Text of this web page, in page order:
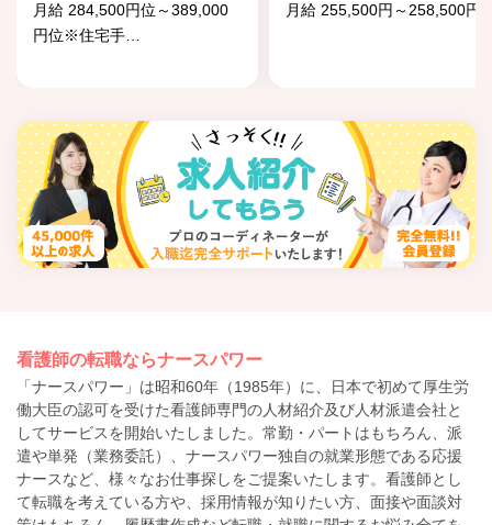
月給 284,500円位～389,000
円位※住宅手…
月給 255,500円～258,500円
看護師の転職ならナースパワー
「ナースパワー」は昭和60年（1985年）に、日本で初めて厚生労
働大臣の認可を受けた看護師専門の人材紹介及び人材派遣会社と
してサービスを開始いたしました。常勤・パートはもちろん、派
遣や単発（業務委託）、ナースパワー独自の就業形態である応援
ナースなど、様々なお仕事探しをご提案いたします。看護師とし
て転職を考えている方や、採用情報が知りたい方、面接や面談対